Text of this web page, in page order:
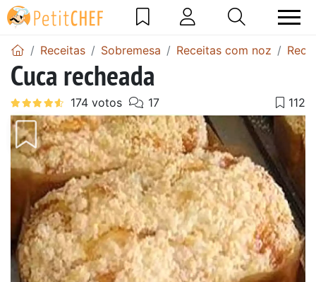
Receitas Sobremesa Receitas com noz
Cuca recheada